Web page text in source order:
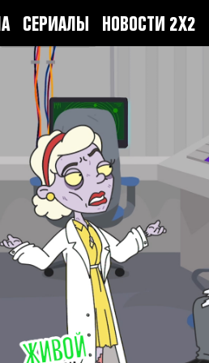
СЕРИАЛЫ НОВОСТИ 2Х2